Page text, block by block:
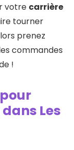
votre carrière
tourner
prenez
commandes
!
Les